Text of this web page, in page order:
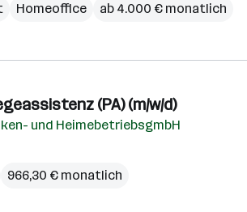
Homeoffice ab 4.000 € monatlich
(PA) (m/w/d)
und HeimebetriebsgmbH
966,30 € monatlich